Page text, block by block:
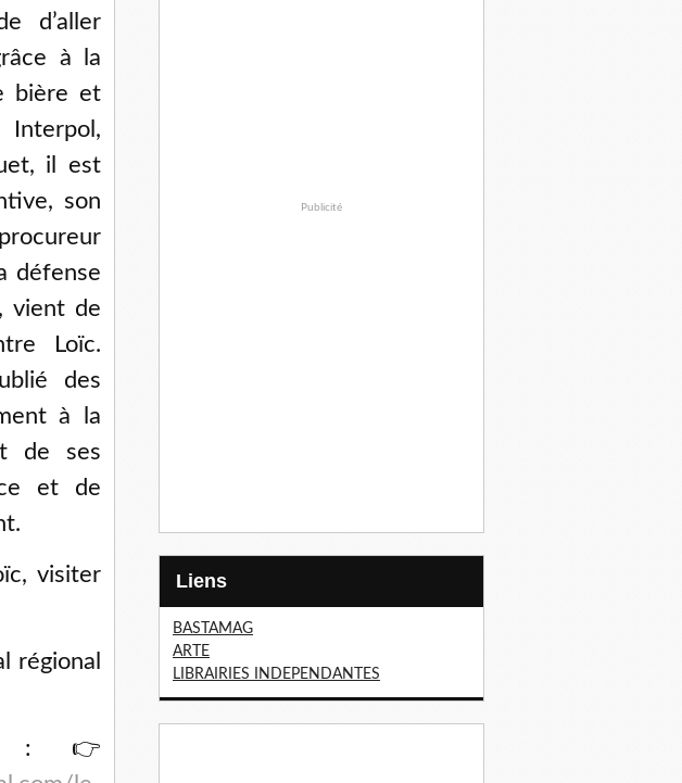
d’aller
à la
bière et
il est
son
défense
vient de
Loïc.
des
à la
de ses
et de
visiter
régional
: 👉
Publicité
Liens
BASTAMAG
ARTE
LIBRAIRIES INDEPENDANTES